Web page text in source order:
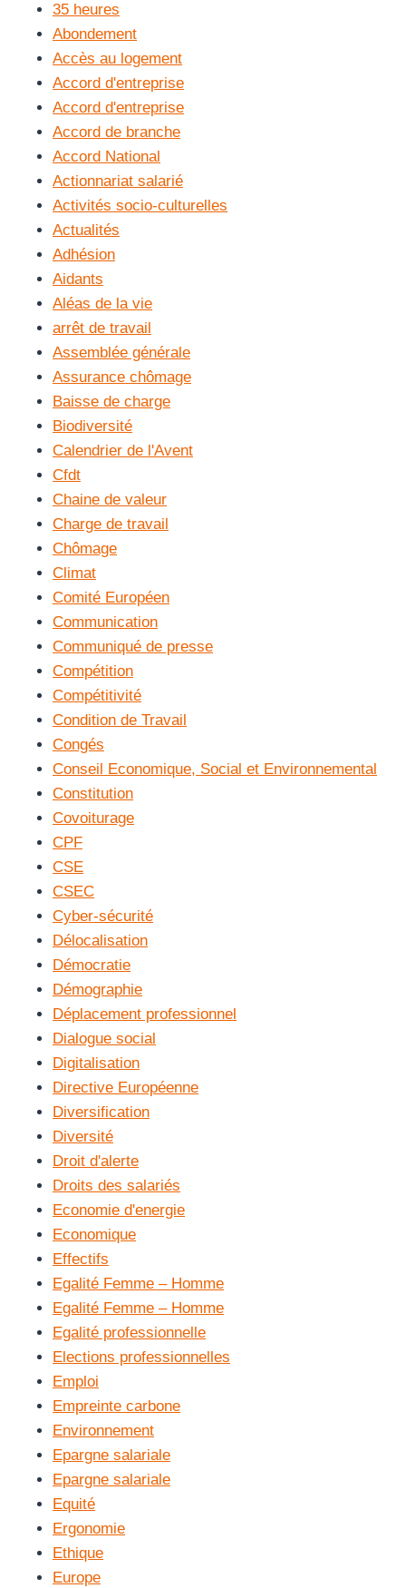
35 heures
Abondement
Accès au logement
Accord d'entreprise
Accord d'entreprise
Accord de branche
Accord National
Actionnariat salarié
Activités socio-culturelles
Actualités
Adhésion
Aidants
Aléas de la vie
arrêt de travail
Assemblée générale
Assurance chômage
Baisse de charge
Biodiversité
Calendrier de l'Avent
Cfdt
Chaine de valeur
Charge de travail
Chômage
Climat
Comité Européen
Communication
Communiqué de presse
Compétition
Compétitivité
Condition de Travail
Congés
Conseil Economique, Social et Environnemental
Constitution
Covoiturage
CPF
CSE
CSEC
Cyber-sécurité
Délocalisation
Démocratie
Démographie
Déplacement professionnel
Dialogue social
Digitalisation
Directive Européenne
Diversification
Diversité
Droit d'alerte
Droits des salariés
Economie d'energie
Economique
Effectifs
Egalité Femme – Homme
Egalité Femme – Homme
Egalité professionnelle
Elections professionnelles
Emploi
Empreinte carbone
Environnement
Epargne salariale
Epargne salariale
Equité
Ergonomie
Ethique
Europe